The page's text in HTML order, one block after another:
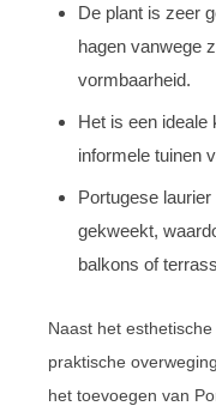
De plant is zeer
hagen vanwege
vormbaarheid.
Het is een ideale
informele tuinen
Portugese
gekweekt,
balkons of
Naast het
praktische
het toevoegen van